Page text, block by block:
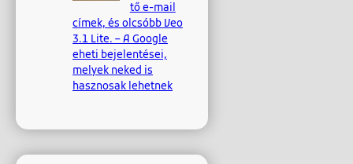
tő e-mail
címek, és olcsóbb Veo
3.1 Lite. – A Google
eheti bejelentései,
melyek neked is
hasznosak lehetnek